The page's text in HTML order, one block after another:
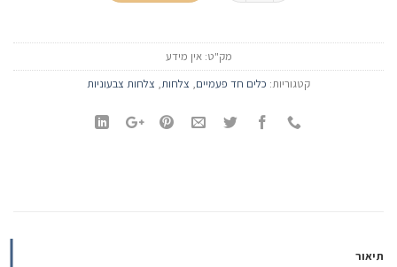
מק"ט:אין מידע
קטגוריות: כלים חד פעמיים, צלחות, צלחות צבעוניות
תיאור